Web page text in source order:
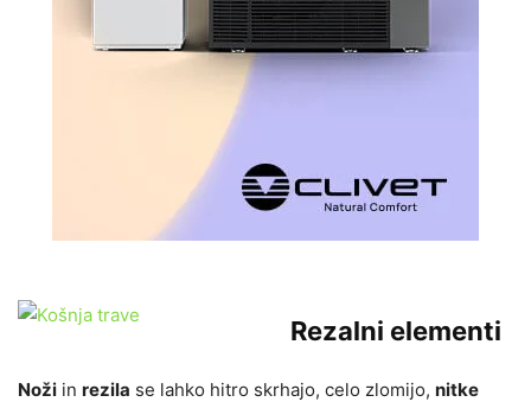
Rezalni elementi
Noži in rezila se lahko hitro skrhajo, celo zlomijo, nitke